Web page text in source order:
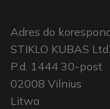
Adres do
STIKLO KUBAS Ltd.
P.d. 1444 30-post
02008 Vilnius
Litwa